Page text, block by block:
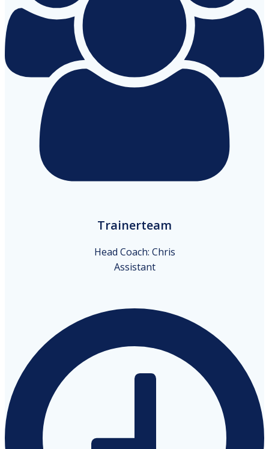
Trainerteam
Head Coach: Chris
Assistant